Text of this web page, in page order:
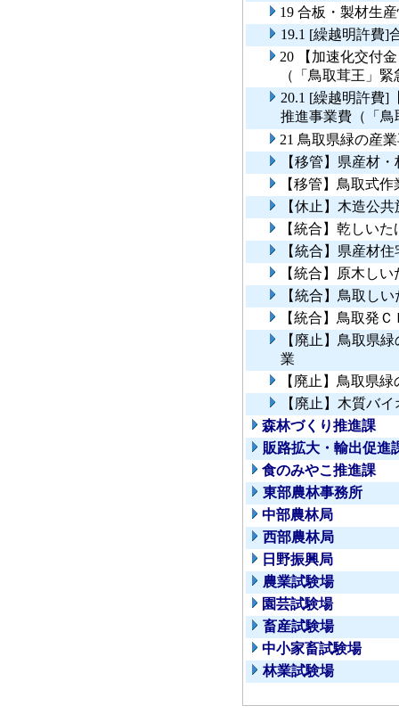
19 合板・製材生
19.1 [繰越明許費]
20 【加速化交付
（「鳥取茸王」
20.1 [繰越明許費]
推進事業費（「
21 鳥取県緑の産
【移管】県産材
【移管】鳥取式
【休止】木造公
【統合】乾しい
【統合】県産材
【統合】原木し
【統合】鳥取し
【統合】鳥取発
【廃止】鳥取県
業
【廃止】鳥取県
【廃止】木質バ
森林づくり推進課
販路拡大・輸出促進
食のみやこ推進課
東部農林事務所
中部農林局
西部農林局
日野振興局
農業試験場
園芸試験場
畜産試験場
中小家畜試験場
林業試験場